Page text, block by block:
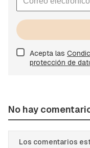
Acepta las
protección de
No hay
Los comentarios